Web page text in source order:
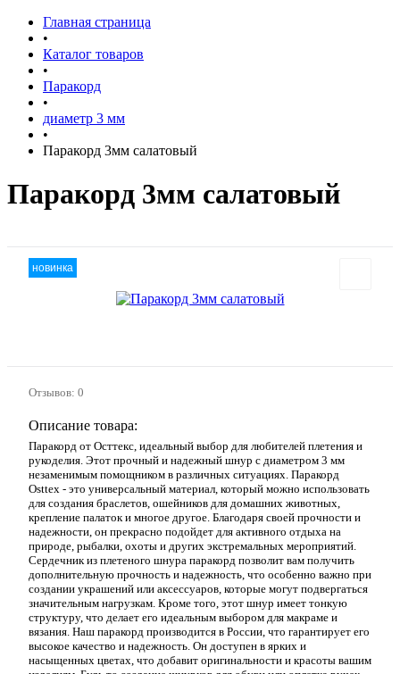
Главная страница
•
Каталог товаров
•
Паракорд
•
диаметр 3 мм
•
Паракорд 3мм салатовый
Паракорд 3мм салатовый
новинка
Отзывов: 0
Описание товара:
Паракорд от Осттекс, идеальный выбор для любителей плетения и
рукоделия. Этот прочный и надежный шнур с диаметром 3 мм
незаменимым помощником в различных ситуациях. Паракорд
Osttex - это универсальный материал, который можно использовать
для создания браслетов, ошейников для домашних животных,
крепление палаток и многое другое. Благодаря своей прочности и
надежности, он прекрасно подойдет для активного отдыха на
природе, рыбалки, охоты и других экстремальных мероприятий.
Сердечник из плетеного шнура паракорд позволит вам получить
дополнительную прочность и надежность, что особенно важно при
создании украшений или аксессуаров, которые могут подвергаться
значительным нагрузкам. Кроме того, этот шнур имеет тонкую
структуру, что делает его идеальным выбором для макраме и
вязания. Наш паракорд производится в России, что гарантирует его
высокое качество и надежность. Он доступен в ярких и
насыщенных цветах, что добавит оригинальности и красоты вашим